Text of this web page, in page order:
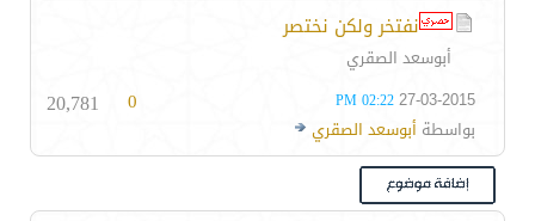
نفتخر ولكن نختصر
أبوسعد الصقري
27-03-2015
02:22 PM
بواسطة أبوسعد الصقري
0
20,781